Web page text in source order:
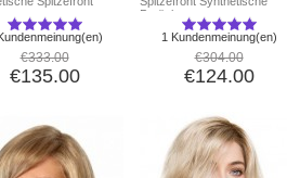
€333.00
€135.00
Perücke
1 Kundenmeinung(en)
€304.00
€124.00